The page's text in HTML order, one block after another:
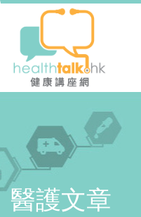
醫護文章